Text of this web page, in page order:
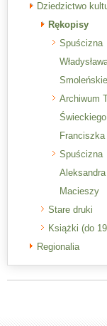
Dziedzictwo
Rękopisy
Spuścizna
Archiwum
Spuścizna
Aleksandra
Macieszy
Stare druki
Książki (do
Regionalia